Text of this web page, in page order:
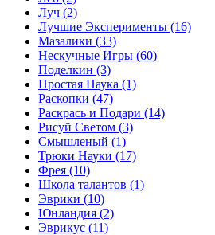
Луч (2)
Лучшие Эксперименты (16)
Мазалики (33)
Нескучные Игры (60)
Поделкин (3)
Простая Наука (1)
Раскопки (47)
Раскрась и Подари (14)
Рисуй Светом (3)
Смышленый (1)
Трюки Науки (17)
Фрея (10)
Школа талантов (1)
Эврики (10)
Юнландия (2)
Эврикус (11)